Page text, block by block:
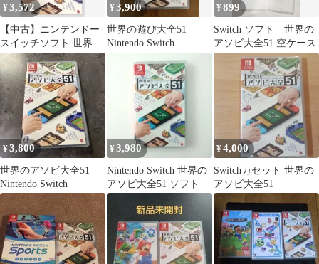
¥3,572
【中古】ニンテンドー
スイッチソフト 世界の
アソビ大全51
¥3,900
世界の遊び大全51
Nintendo Switch
¥899
Switch ソフト 世界の
アソビ大全51 空ケース
¥3,800
世界のアソビ大全51
Nintendo Switch
¥3,980
Nintendo Switch 世界の
アソビ大全51 ソフト
¥4,000
Switchカセット 世界の
アソビ大全51